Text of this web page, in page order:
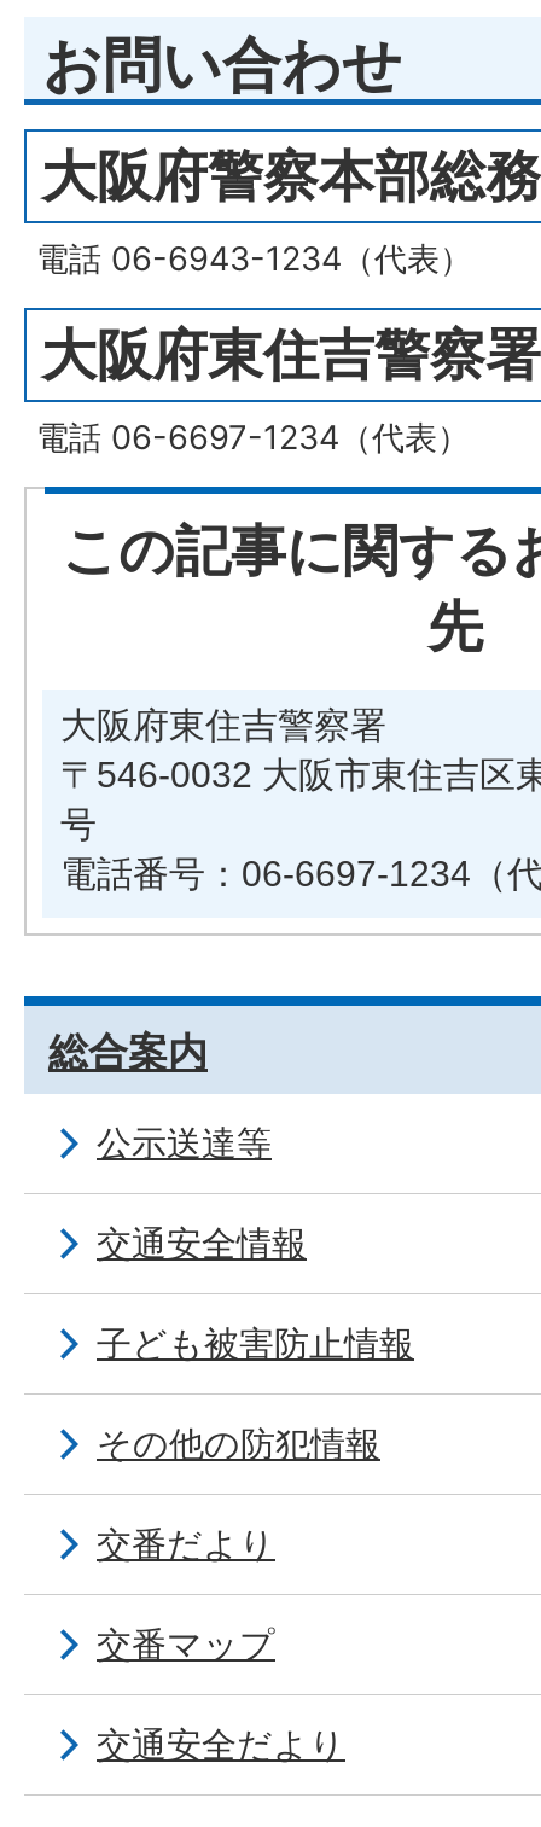
お問い合わせ
大阪府警察本部総
電話 06-6943-1234（代表）
大阪府東住吉警察署
電話 06-6697-1234（代表）
この記事に関する
先
大阪府東住吉警察署
〒546-0032 大阪市東住吉区
号
電話番号：06-6697-1234（
総合案内
公示送達等
交通安全情報
子ども被害防止情報
その他の防犯情報
交番だより
交番マップ
交通安全だより